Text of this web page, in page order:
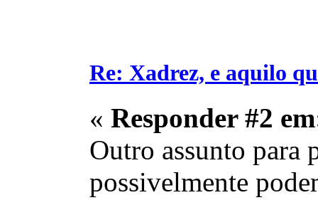
Re: Xadrez, e aquilo
« Responder #2
Outro assunto para
possivelmente